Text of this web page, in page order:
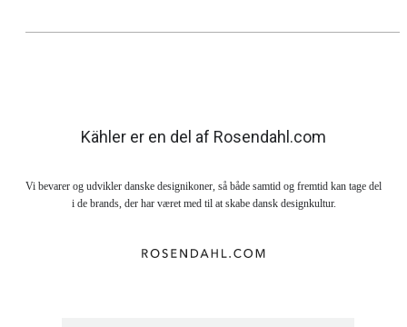
Kähler er en del af Rosendahl.com
Vi bevarer og udvikler danske designikoner, så både samtid og fremtid kan tage del
i de brands, der har været med til at skabe dansk designkultur.